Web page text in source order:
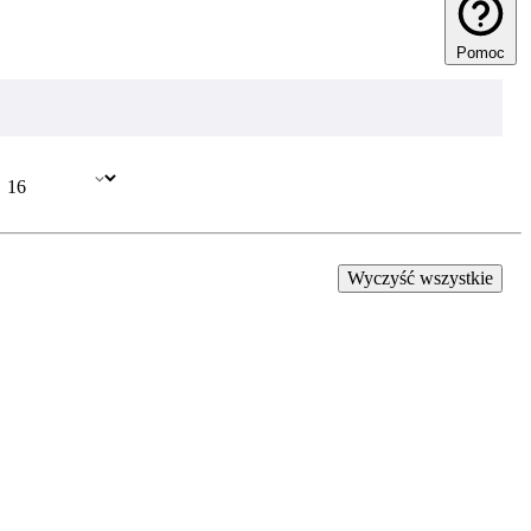
Pomoc
Wyczyść wszystkie